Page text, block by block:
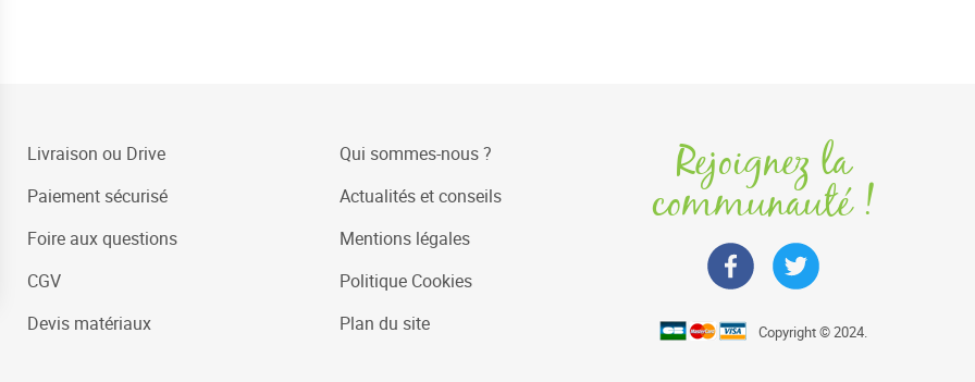
Livraison ou Drive
Paiement sécurisé
Foire aux questions
CGV
Devis matériaux
Qui sommes-nous ?
Actualités et conseils
Mentions légales
Politique Cookies
Plan du site
Rejoignez la
communauté !
Copyright © 2024.